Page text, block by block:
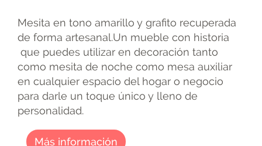
Mesita en tono amarillo y grafito recuperada
de forma artesanal.Un mueble con historia
que puedes utilizar en decoración tanto
como mesita de noche como mesa auxiliar
en cualquier espacio del hogar o negocio
para darle un toque único y lleno de
personalidad.
Más información